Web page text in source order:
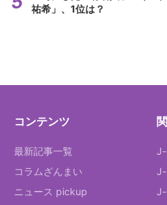
祐希」、1位は？
コンテンツ
最新記事一覧
コラムざんまい
ニュース pickup
J-
J-
J-